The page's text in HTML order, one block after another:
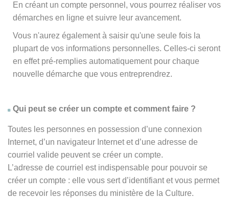
En créant un compte personnel, vous pourrez réaliser vos
démarches en ligne et suivre leur avancement.
Vous n'aurez également à saisir qu'une seule fois la
plupart de vos informations personnelles. Celles-ci seront
en effet pré-remplies automatiquement pour chaque
nouvelle démarche que vous entreprendrez.
Qui peut se créer un compte et comment faire ?
Toutes les personnes en possession d’une connexion
Internet, d’un navigateur Internet et d’une adresse de
courriel valide peuvent se créer un compte.
L’adresse de courriel est indispensable pour pouvoir se
créer un compte : elle vous sert d’identifiant et vous permet
de recevoir les réponses du ministère de la Culture.